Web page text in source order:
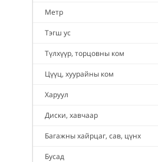
Метр
Тэгш ус
Түлхүүр, торцовны ком
Цүүц, хуурайны ком
Харуул
Диски, хавчаар
Багажны хайрцаг, сав, цүнх
Бусад